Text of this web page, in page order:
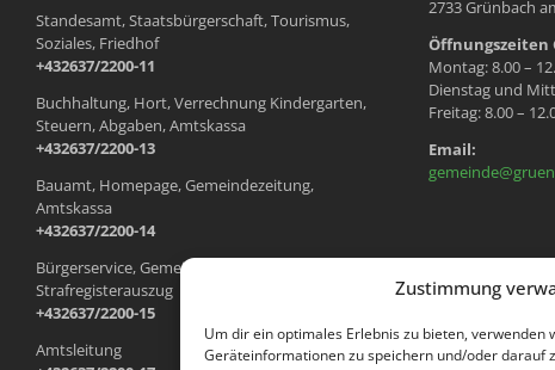
Zustimmung
Um dir ein optimales Erlebnis zu bieten, verwenden
Geräteinformationen zu speichern und/oder darauf
Standesamt, Staatsbürgerschaft, Tourismus,
Soziales, Friedhof
+432637/2200-11
Buchhaltung, Hort, Verrechnung Kindergarten,
Steuern, Abgaben, Amtskassa
+432637/2200-13
Bauamt, Homepage, Gemeindezeitung,
Amtskassa
+432637/2200-14
Bürgerservice, Gemeindewohnungen, Meldeamt,
Strafregisterauszug
+432637/2200-15
Amtsleitung
2733 Grünbach
Öffnungszeiten
Montag: 8.00 –
Dienstag und
Freitag: 8.00 –
Email: